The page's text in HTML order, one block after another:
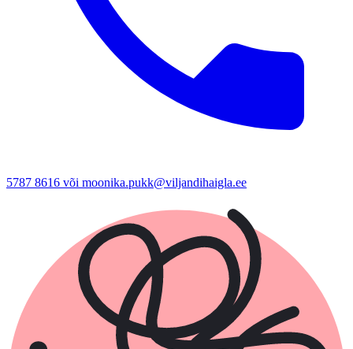
5787 8616 või moonika.pukk@viljandihaigla.ee